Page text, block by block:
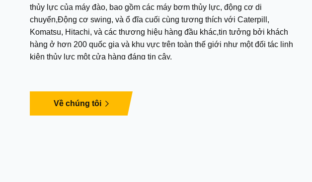
thủy lực của máy đào, bao gồm các máy bơm thủy lực, động cơ di
chuyển,Động cơ swing, và ổ đĩa cuối cùng tương thích với Caterpill,
Komatsu, Hitachi, và các thương hiệu hàng đầu khác,tin tưởng bởi khách
hàng ở hơn 200 quốc gia và khu vực trên toàn thế giới như một đối tác linh
kiện thủy lực một cửa hàng đáng tin cậy.
Về chúng tôi